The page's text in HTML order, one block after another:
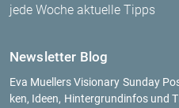
jede Woche aktuelle Tipps
News­let­ter Blog
Eva Mu­el­lers Vi­sio­na­ry Sun­day
ken, Ideen, Hin­ter­grund­in­fos und